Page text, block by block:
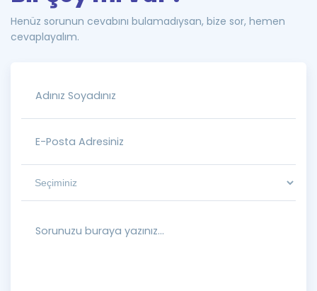
Henüz sorunun cevabını bulamadıysan, bize sor, hemen
cevaplayalım.